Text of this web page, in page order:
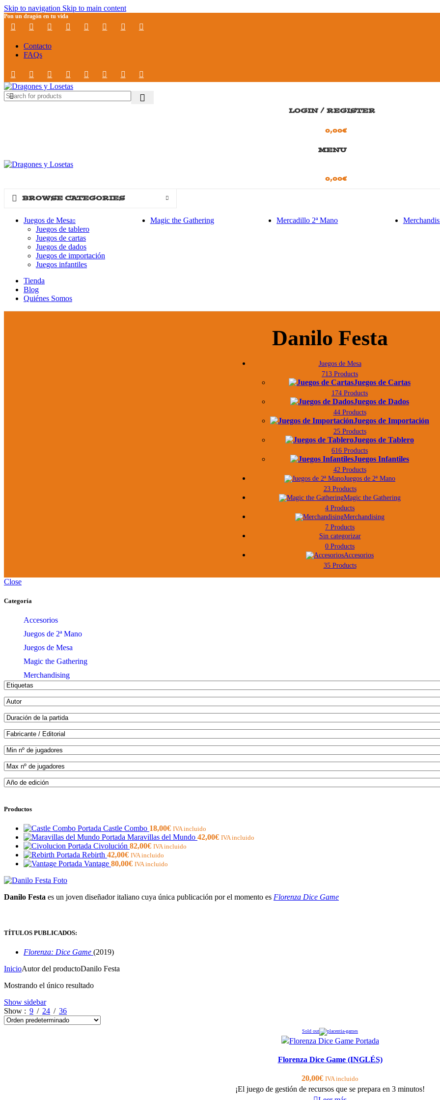
Skip to navigation Skip to main content
Pon un dragón en tu vida
Contacto
FAQs
LOGIN / REGISTER
0,00€
MENU
0,00€
BROWSE CATEGORIES
Juegos de Mesa
Juegos de tablero
Juegos de cartas
Juegos de dados
Juegos de importación
Juegos infantiles
Magic the Gathering Mercadillo 2ª Mano
Tienda
Blog
Quiénes Somos
Danilo Festa
Juegos de Mesa
713 Products
Juegos de Cartas
174 Products
Juegos de Dados
44 Products
Juegos de Importación
25 Products
Juegos de Tablero
616 Products
Juegos Infantiles
42 Products
Juegos de 2ª Mano
23 Products
Magic the Gathering
4 Products
Merchandising
7 Products
Sin categorizar
0 Products
Accesorios
35 Products
Close
Categoría
Accesorios
Juegos de 2ª Mano
Juegos de Mesa
Magic the Gathering
Merchandising
Productos
Castle Combo 18,00€ IVA incluido
Maravillas del Mundo 42,00€ IVA incluido
Civolución 82,00€ IVA incluido
Rebirth 42,00€ IVA incluido
Vantage 80,00€ IVA incluido
Danilo Festa es un joven diseñador italiano cuya única publicación por el momento es Florenza Dice Game
TÍTULOS PUBLICADOS:
Florenza: Dice Game (2019)
InicioAutor del productoDanilo Festa
Mostrando el único resultado
Show sidebar
Show
9 24 36
Sold out
Florenza Dice Game (INGLÉS)
20,00€ IVA incluido
¡El juego de gestión de recursos que se prepara en 3 minutos!